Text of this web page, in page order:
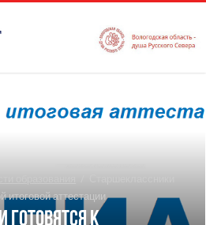
итоговой аттестации
готовятся к